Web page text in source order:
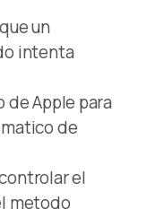
un
intenta
de Apple para
de
el
metodo